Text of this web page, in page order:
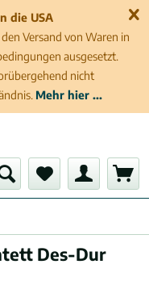
die USA
Versand von Waren in
ausgesetzt.
nicht
Mehr hier ...
Des-Dur